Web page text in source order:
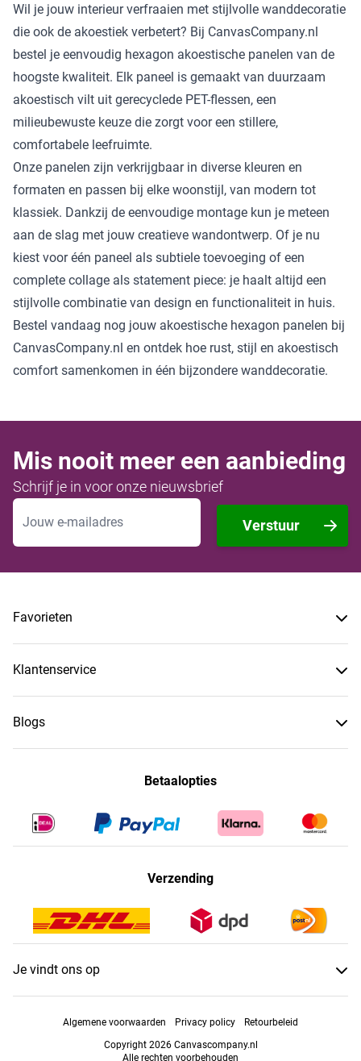
Wil je jouw interieur verfraaien met stijlvolle wanddecoratie
die ook de akoestiek verbetert? Bij CanvasCompany.nl
bestel je eenvoudig hexagon akoestische panelen van de
hoogste kwaliteit. Elk paneel is gemaakt van duurzaam
akoestisch vilt uit gerecyclede PET-flessen, een
milieubewuste keuze die zorgt voor een stillere,
comfortabele leefruimte.
Onze panelen zijn verkrijgbaar in diverse kleuren en
formaten en passen bij elke woonstijl, van modern tot
klassiek. Dankzij de eenvoudige montage kun je meteen
aan de slag met jouw creatieve wandontwerp. Of je nu
kiest voor één paneel als subtiele toevoeging of een
complete collage als statement piece: je haalt altijd een
stijlvolle combinatie van design en functionaliteit in huis.
Bestel vandaag nog jouw akoestische hexagon panelen bij
CanvasCompany.nl en ontdek hoe rust, stijl en akoestisch
comfort samenkomen in één bijzondere wanddecoratie.
Mis nooit meer een aanbieding
Schrijf je in voor onze nieuwsbrief
E-mailadres
Verstuur
Favorieten
Klantenservice
Blogs
Betaalopties
Verzending
Je vindt ons op
Algemene voorwaarden Privacy policy
Retourbeleid
Copyright 2026 Canvascompany.nl
Alle rechten voorbehouden